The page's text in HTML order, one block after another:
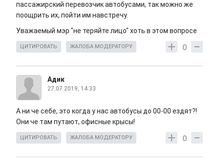
пассажирский перевозчик автобусами, так можно же
поощрить их, пойти им навстречу.
Уважаемый мэр "не теряйте лицо" хоть в этом вопросе
0
ЦИТИРОВАТЬ ЖАЛОБА МОДЕРАТОРУ
Адик
27.07.2019, 14:33
А ни че себе, это когда у нас автобусы до 00-00 ездят?!
Они че там путают, офисные крысы!
0
ЦИТИРОВАТЬ ЖАЛОБА МОДЕРАТОРУ